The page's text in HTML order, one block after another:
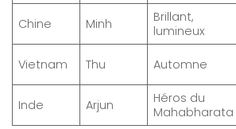
Chine Minh
Brillant,
lumineux
Vietnam Thu Automne
Inde Arjun
Héros du
Mahabharata